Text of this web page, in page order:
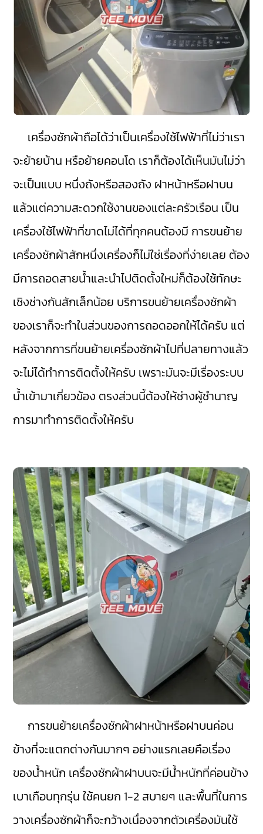
เครื่องซักผ้าถือได้ว่าเป็นเครื่องใช้ไฟฟ้าที่ไม่ว่าเรา
จะย้ายบ้าน หรือย้ายคอนโด เราก็ต้องได้เห็นมันไม่ว่า
จะเป็นแบบ หนึ่งถังหรือสองถัง ฝาหน้าหรือฝาบน
แล้วแต่ความสะดวกใช้งานของแต่ละครัวเรือน เป็น
เครื่องใช้ไฟฟ้าที่ขาดไม่ได้ที่ทุกคนต้องมี การขนย้าย
เครื่องซักผ้าสักหนึ่งเครื่องก็ไม่ใช่เรื่องที่ง่ายเลย ต้อง
มีการถอดสายน้ำและนำไปติดตั้งใหม่ก็ต้องใช้ทักษะ
เชิงช่างกันสักเล็กน้อย บริการขนย้ายเครื่องซักผ้า
ของเราก็จะทำในส่วนของการถอดออกให้ได้ครับ แต่
หลังจากการที่ขนย้ายเครื่องซักผ้าไปที่ปลายทางแล้ว
จะไม่ได้ทำการติดตั้งให้ครับ เพราะมันจะมีเรื่องระบบ
น้ำเข้ามาเกี่ยวข้อง ตรงส่วนนี้ต้องให้ช่างผู้ชำนาญ
การมาทำการติดตั้งให้ครับ
การขนย้ายเครื่องซักผ้าฝาหน้าหรือฝาบนค่อน
ข้างที่จะแตกต่างกันมากๆ อย่างแรกเลยคือเรื่อง
ของน้ำหนัก เครื่องซักผ้าฝาบนจะมีน้ำหนักที่ค่อนข้าง
เบาเกือบทุกรุ่น ใช้คนยก 1-2 สบายๆ และพื้นที่ในการ
วางเครื่องซักผ้าก็จะกว้างเนื่องจากตัวเครื่องมันใช้